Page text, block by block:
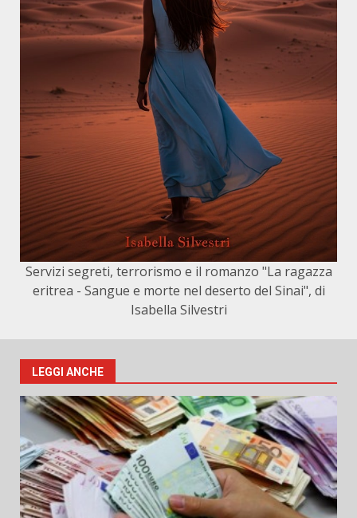
Servizi segreti, terrorismo e il romanzo "La ragazza
eritrea - Sangue e morte nel deserto del Sinai", di
Isabella Silvestri
LEGGI ANCHE